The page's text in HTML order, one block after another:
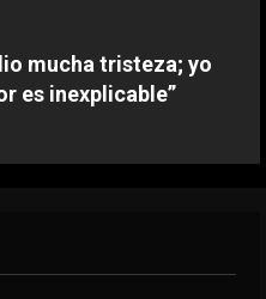
mucha tristeza; yo
es inexplicable”